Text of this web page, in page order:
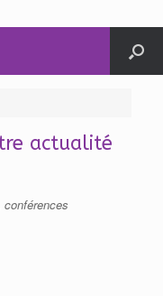
actualité